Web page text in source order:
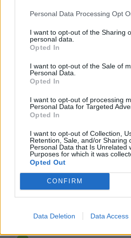
Personal Data Processing Opt
I want to opt-out of the Sharing
personal data.
Opted In
I want to opt-out of the Sale of
Personal Data.
Opted In
I want to opt-out of processing
Personal Data for Targeted
Opted In
I want to opt-out of Collection,
Retention, Sale, and/or Sharing
Personal Data that Is Unrelated
Purposes for which it was
Opted Out
CONFIRM
Data Deletion Data Access
Scarica riepilogo
stagionale
Giornata
FIO 1-0 CHI
CHI 1-1 LAZ
UDI 1-2 CHI
2-1 SAS
6 NAP 2-0 CHI
PES 0-2 CHI